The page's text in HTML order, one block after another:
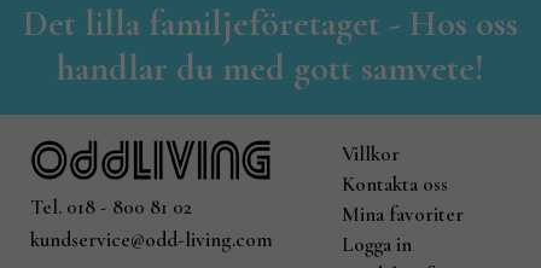
Det lilla familjeföretaget - Hos oss
handlar du med gott samvete!
Tel. 018 - 800 81 02
kundservice@odd-living.com
Villkor
Kontakta oss
Mina favoriter
Logga in